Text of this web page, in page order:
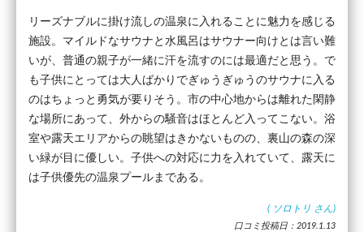
リーズナブルに掛け流しの温泉に入れることに魅力を感じる
施設。マイルドなサウナと水風呂はサウナー向けとは言い難
いが、普通の親子が一緒に汗を流すのには最適だと思う。で
も子供にとっては大人ばかりでぎゅうぎゅうのサウナに入る
のはちょっと勇気が要りそう。市の中心地からは離れた閑静
な場所にあって、外からの騒音はほとんど入ってこない。浴
室や露天エリアからの眺望はきかないものの、裏山の森の深
い緑が目に優しい。子供への対応に力を入れていて、露天に
は子供優先の温泉プールまである。
( ソロトリ さん)
口コミ投稿日：2019.1.13